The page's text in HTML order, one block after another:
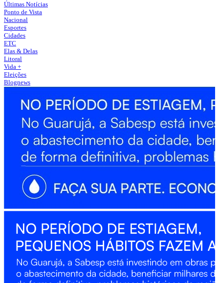
Últimas Notícias
Ponto de Vista
Nacional
Esportes
Cidades
ETC
Elas & Delas
Litoral
Vida +
Eleições
Blognews